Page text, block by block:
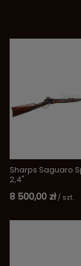
Sharps Saguaro
2,4"
8 500,00 zł / szt.